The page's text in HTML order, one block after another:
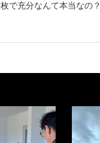
で充分なんて本当なの？